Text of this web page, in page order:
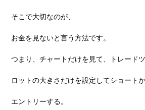
そこで⼤切なのが、
お⾦を⾒ないと⾔う⽅法です。
つまり、チャートだけを⾒て、トレード
ロットの⼤きさだけを設定してショート
エントリーする。